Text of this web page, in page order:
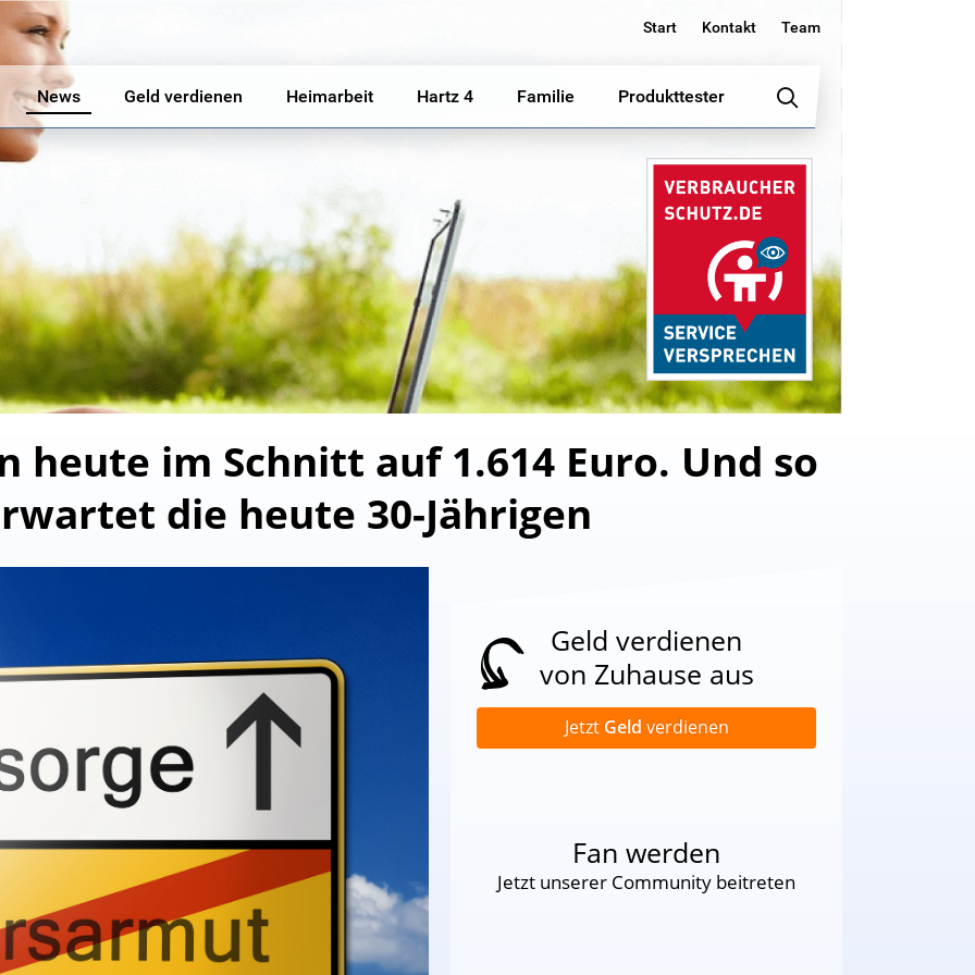
Start Kontakt Team
News Geld verdienen Heimarbeit Hartz 4 Familie Produkttester
heute im Schnitt auf 1.614 Euro. Und so
die heute 30-Jährigen
Geld verdienen
von Zuhause aus
Jetzt Geld verdienen
Fan werden
Jetzt unserer Community beitreten